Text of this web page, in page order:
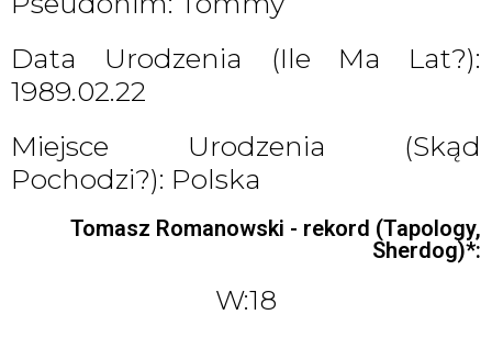
Data Urodzenia (ile Ma Lat?):
1989.02.22
Miejsce Urodzenia (skąd
Pochodzi?): Polska
Tomasz Romanowski - rekord (Tapology,
Sherdog)*:
W:18